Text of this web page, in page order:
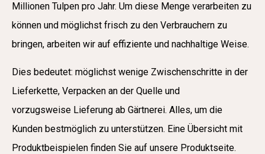
Millionen Tulpen pro Jahr. Um diese Menge verarbeiten zu
können und möglichst frisch zu den Verbrauchern zu
bringen, arbeiten wir auf effiziente und nachhaltige Weise.
Dies bedeutet: möglichst wenige Zwischenschritte in der
Lieferkette, Verpacken an der Quelle und
vorzugsweise Lieferung ab Gärtnerei. Alles, um die
Kunden bestmöglich zu unterstützen. Eine Übersicht mit
Produktbeispielen finden Sie auf unsere Produktseite.